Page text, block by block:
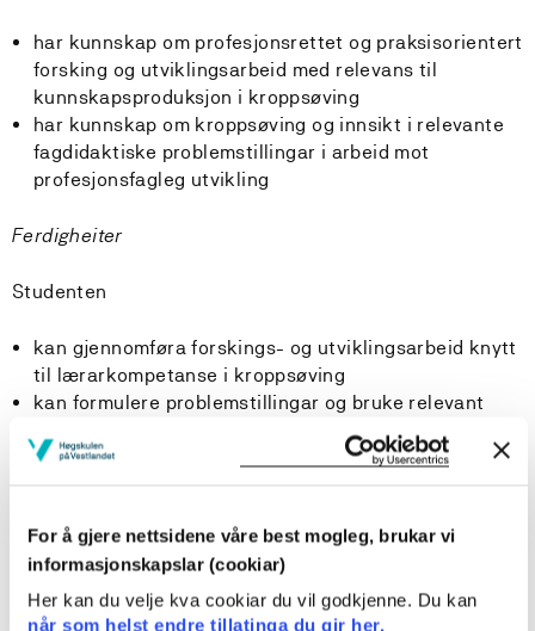
For å gjere nettsidene våre best mogleg, brukar vi
informasjonskapslar (cookiar)
Her kan du velje kva cookiar du vil godkjenne. Du kan
når som helst endre tillatinga du gir her.
har kunnskap om profesjonsrettet og praksisorientert
forsking og utviklingsarbeid med relevans til
kunnskapsproduksjon i kroppsøving
har kunnskap om kroppsøving og innsikt i relevante
fagdidaktiske problemstillingar i arbeid mot
profesjonsfagleg utvikling
Ferdigheiter
Studenten
kan gjennomføra forskings- og utviklingsarbeid knytt
til lærarkompetanse i kroppsøving
kan formulere problemstillingar og bruke relevant
teori og forsking i arbeid med FoU-oppgåva
kan vidareutvikla eigne ferdigheiter og kunnskapar
tanke på undervising i kroppsøving
kan kritisk vurdere ulike aktivitetar og arbeidsmåtar
med tanke på begynnaropplæring, undervising og
læring i kroppsøving